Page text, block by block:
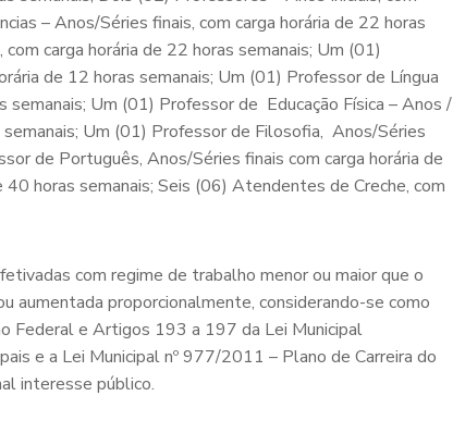
– Anos/Séries finais, com carga horária de 22 horas
carga horária de 22 horas semanais; Um (01)
de 12 horas semanais; Um (01) Professor de Língua
semanais; Um (01) Professor de Educação Física – Anos /
Um (01) Professor de Filosofia, Anos/Séries
de Português, Anos/Séries finais com carga horária de
40 horas semanais; Seis (06) Atendentes de Creche, com
com regime de trabalho menor ou maior que o
aumentada proporcionalmente, considerando-se como
Federal e Artigos 193 a 197 da Lei Municipal
e a Lei Municipal nº 977/2011 – Plano de Carreira do
interesse público.